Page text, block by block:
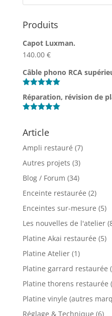
Produits
Capot Luxman.
140.00 €
Câble phono RCA
sur 5
Réparation, révision de
Article
Ampli restauré (7)
Autres projets (3)
Blog / Forum (34)
Enceinte restaurée (2)
Enceintes sur-mesure (5)
Les nouvelles de l'atelier
Platine Akai restaurée (5)
Platine Atelier(1)
Platine garrard restaurée
Platine thorens restaurée
Platine vinyle (autres
Réglage & Technique (6)